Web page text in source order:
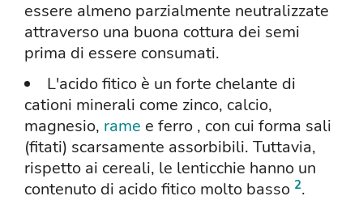
essere almeno parzialmente neutralizzate
attraverso una buona cottura dei semi
prima di essere consumati.
L'acido fitico è un forte chelante di
cationi minerali come zinco, calcio,
magnesio, rame e ferro , con cui forma sali
(fitati) scarsamente assorbibili. Tuttavia,
rispetto ai cereali, le lenticchie hanno un
contenuto di acido fitico molto basso 2.